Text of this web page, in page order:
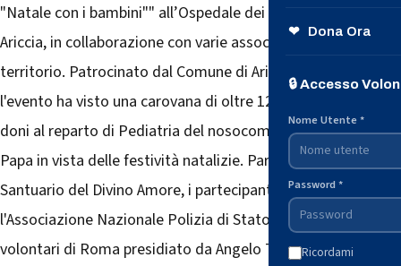
Il nostro
❤ Dona Ora
🔒 Accesso
Nome Utente *
Password *
Ricordami
"Natale con i bambini"" all’Ospedale dei Castelli di
Ariccia, in collaborazione con varie associazioni del
territorio. Patrocinato dal Comune di Ariccia e dall’Anas,
l'evento ha visto una carovana di oltre 120 moto portare
doni al reparto di Pediatria del nosocomio di Fontana di
Papa in vista delle festività natalizie. Partiti dal
Santuario del Divino Amore, i partecipanti, tra cui
l'Associazione Nazionale Polizia di Stato con il gruppo
volontari di Roma presidiato da Angelo Terrana, si sono